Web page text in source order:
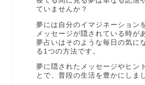
ていませんか？
夢には自分のイマジネーション
メッセージが隠されている時が
夢占いはそのような毎日の気に
る1つの方法です。
夢に隠されたメッセージやヒン
とで、普段の生活を豊かにしま